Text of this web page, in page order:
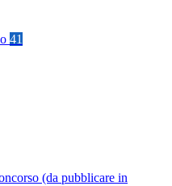
41
(da pubblicare in